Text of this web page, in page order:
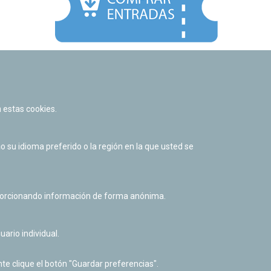
Política de cookies
Derecho de acceso a información pública
cookies.
su idioma preferido o la región en la que usted se
información de forma anónima.
individual.
clique el botón "Guardar preferencias".